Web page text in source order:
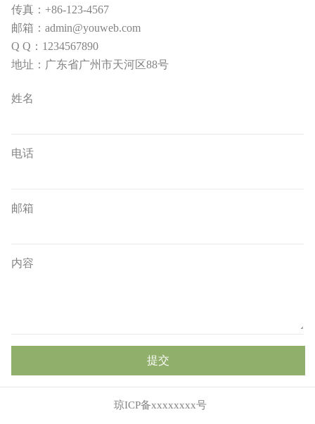
传真：+86-123-4567
邮箱：admin@youweb.com
Q Q：1234567890
地址：广东省广州市天河区88号
姓名
电话
邮箱
内容
提交
琼ICP备xxxxxxxx号